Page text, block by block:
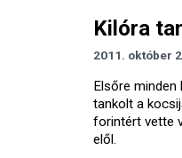
Kilóra
2011. október
Elsőre
tankolt a
forintért vette
elől.